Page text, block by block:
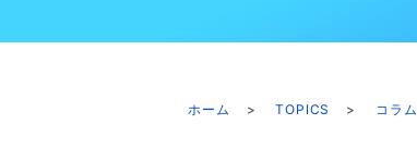
ホーム TOPICS コラム